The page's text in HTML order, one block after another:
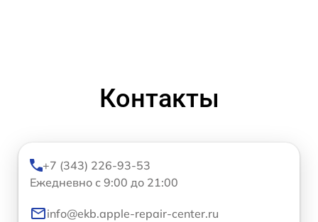
Контакты
+7 (343) 226-93-53
Ежедневно с 9:00 до 21:00
info@ekb.apple-repair-center.ru